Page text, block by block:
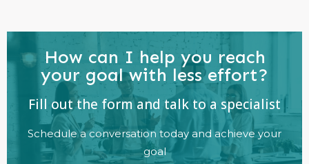
How can I help you reach
your goal with less effort?
Fill out the form and talk to a specialist
Schedule a conversation today and achieve your
goal